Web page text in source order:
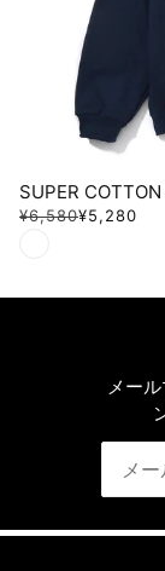
SUPER COTTON
¥6,580¥5,280
メー